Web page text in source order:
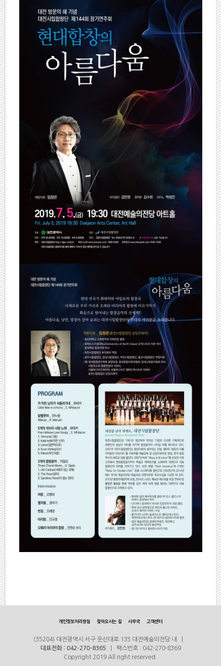
개인정보처리방침 찾아오시는 길 사무국 고객센터
(35204) 대전광역시 서구 둔산대로 135 대전예술의전당 내 |
대표전화 : 042-270-8365 | 팩스번호 : 042-270-8369
Copyright 2019 All right reserved.